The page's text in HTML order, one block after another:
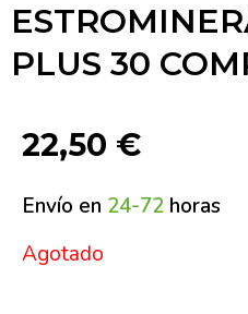
PLUS 30
22,50 €
Envío en 24-72 horas
Agotado